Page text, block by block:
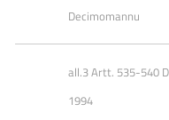
Decimomannu
all.3 Artt. 535-540
1994